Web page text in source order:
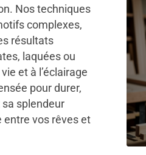
Nos techniques
complexes,
résultats
laquées ou
et à l’éclairage
pour durer,
splendeur
vos rêves et